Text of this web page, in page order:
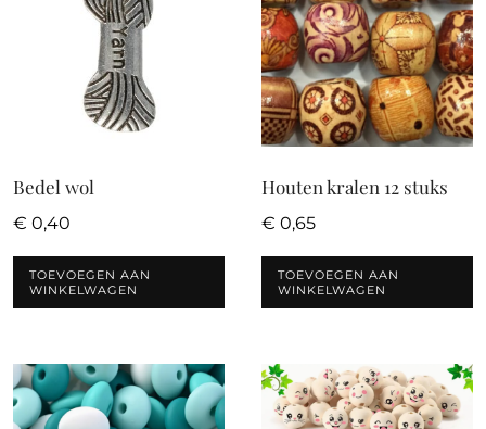
Bedel wol
€ 0,40
TOEVOEGEN AAN
WINKELWAGEN
Houten kralen 12 stuks
€ 0,65
TOEVOEGEN AAN
WINKELWAGEN